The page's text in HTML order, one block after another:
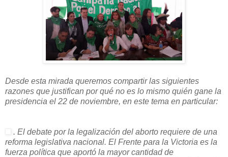
Desde esta mirada queremos compartir las siguientes
razones que justifican por qué no es lo mismo quién gane la
presidencia el 22 de noviembre, en este tema en particular:
. El debate por la legalización del aborto requiere de una
reforma legislativa nacional. El Frente para la Victoria es la
fuerza política que aportó la mayor cantidad de